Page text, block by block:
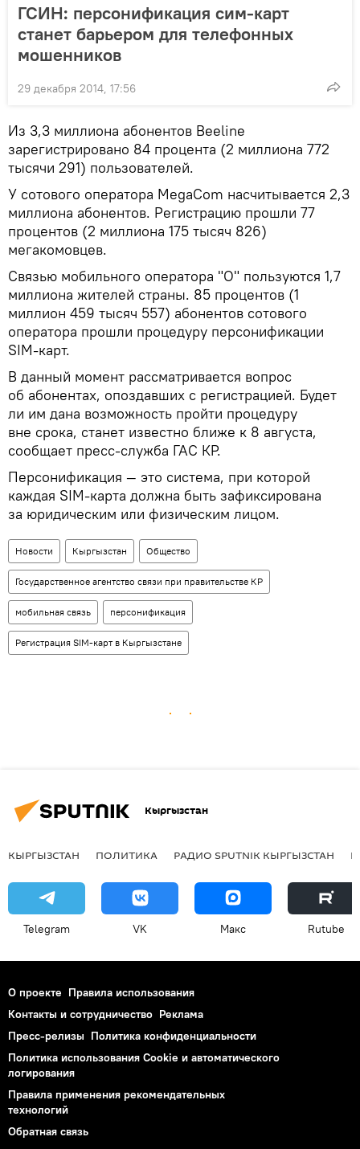
ГСИН: персонификация сим-карт
станет барьером для телефонных
мошенников
29 декабря 2014, 17:56
Из 3,3 миллиона абонентов Beeline
зарегистрировано 84 процента (2 миллиона 772
тысячи 291) пользователей.
У сотового оператора MegaСom насчитывается 2,3
миллиона абонентов. Регистрацию прошли 77
процентов (2 миллиона 175 тысяч 826)
мегакомовцев.
Связью мобильного оператора "О" пользуются 1,7
миллиона жителей страны. 85 процентов (1
миллион 459 тысяч 557) абонентов сотового
оператора прошли процедуру персонификации
SIM-карт.
В данный момент рассматривается вопрос
об абонентах, опоздавших с регистрацией. Будет
ли им дана возможность пройти процедуру
вне срока, станет известно ближе к 8 августа,
сообщает пресс-служба ГАС КР.
Персонификация — это система, при которой
каждая SIM-карта должна быть зафиксирована
за юридическим или физическим лицом.
Новости Кыргызстан Общество
Государственное агентство связи при правительстве КР
мобильная связь персонификация
Регистрация SIM-карт в Кыргызстане
Кыргызстан
КЫРГЫЗСТАН ПОЛИТИКА РАДИО SPUTNIK КЫРГЫЗСТАН
Telegram VK Макс Rutube
О проекте Правила использования
Контакты и сотрудничество Реклама
Пресс-релизы Политика конфиденциальности
Политика использования Cookie и автоматического
логирования
Правила применения рекомендательных
технологий
Обратная связь